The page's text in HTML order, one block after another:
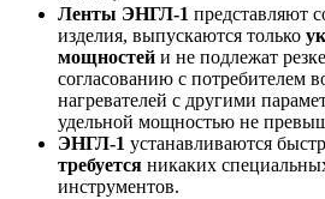
Ленты ЭНГЛ-1 представляют
изделия, выпускаются только
мощностей и не подлежат
согласованию с потребителем
нагревателей с другими
удельной мощностью не
ЭНГЛ-1 устанавливаются
требуется никаких
инструментов.